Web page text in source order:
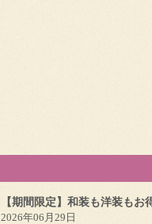
【期間限定】和装も洋装もお
2026年06月29日